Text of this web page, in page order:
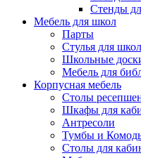
Стенды
Мебель для школ
Парты
Стулья для школ
Школьные
Мебель для
Корпусная мебель
Столы
Шкафы для
Антресоли
Тумбы и
Столы для